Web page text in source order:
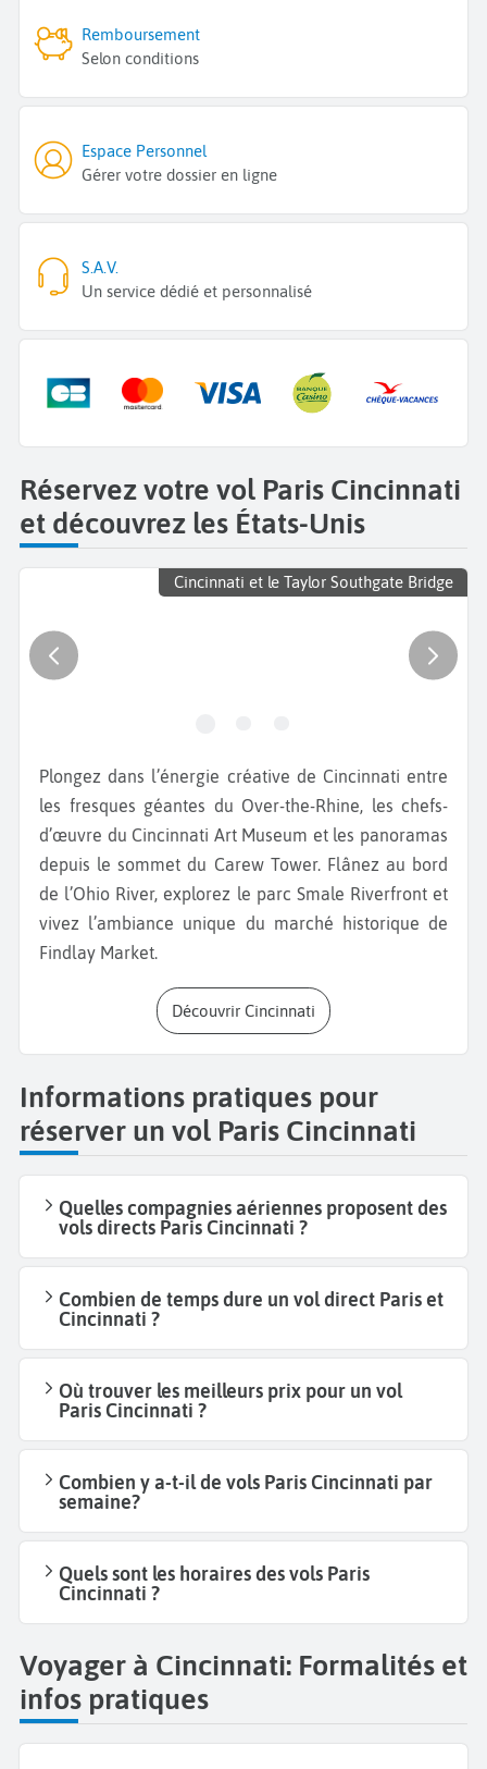
Remboursement
Selon conditions
Espace Personnel
Gérer votre dossier en ligne
S.A.V.
Un service dédié et personnalisé
Réservez votre vol Paris Cincinnati
et découvrez les États-Unis
Cincinnati et le Taylor Southgate Bridge
Plongez dans l’énergie créative de Cincinnati entre
les fresques géantes du Over-the-Rhine, les chefs-
d’œuvre du Cincinnati Art Museum et les panoramas
depuis le sommet du Carew Tower. Flânez au bord
de l’Ohio River, explorez le parc Smale Riverfront et
vivez l’ambiance unique du marché historique de
Findlay Market.
Découvrir Cincinnati
Informations pratiques pour
réserver un vol Paris Cincinnati
Quelles compagnies aériennes proposent des
vols directs Paris Cincinnati ?
Combien de temps dure un vol direct Paris et
Cincinnati ?
Où trouver les meilleurs prix pour un vol
Paris Cincinnati ?
Combien y a-t-il de vols Paris Cincinnati par
semaine?
Quels sont les horaires des vols Paris
Cincinnati ?
Voyager à Cincinnati: Formalités et
infos pratiques